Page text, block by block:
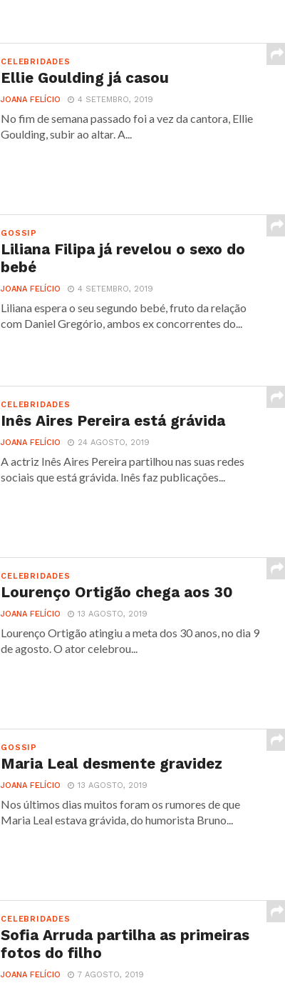
CELEBRIDADES
Ellie Goulding já casou
JOANA FELÍCIO 4 SETEMBRO, 2019
No fim de semana passado foi a vez da cantora, Ellie
Goulding, subir ao altar. A...
GOSSIP
Liliana Filipa já revelou o sexo do
bebé
JOANA FELÍCIO 4 SETEMBRO, 2019
Liliana espera o seu segundo bebé, fruto da relação
com Daniel Gregório, ambos ex concorrentes do...
CELEBRIDADES
Inês Aires Pereira está grávida
JOANA FELÍCIO 24 AGOSTO, 2019
A actriz Inês Aires Pereira partilhou nas suas redes
sociais que está grávida. Inês faz publicações...
CELEBRIDADES
Lourenço Ortigão chega aos 30
JOANA FELÍCIO 13 AGOSTO, 2019
Lourenço Ortigão atingiu a meta dos 30 anos, no dia 9
de agosto. O ator celebrou...
GOSSIP
Maria Leal desmente gravidez
JOANA FELÍCIO 13 AGOSTO, 2019
Nos últimos dias muitos foram os rumores de que
Maria Leal estava grávida, do humorista Bruno...
CELEBRIDADES
Sofia Arruda partilha as primeiras
fotos do filho
JOANA FELÍCIO 7 AGOSTO, 2019